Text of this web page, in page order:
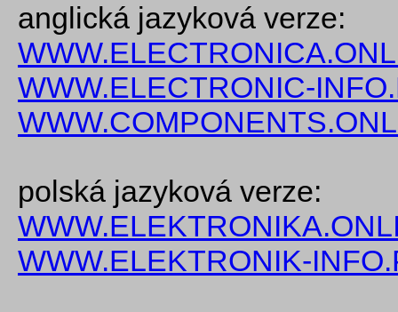
anglická jazyková verze:
WWW.ELECTRONIC-
polská jazyková verze:
WWW.ELEKTRONIK-